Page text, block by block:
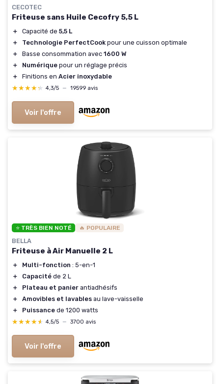
CECOTEC
Friteuse sans Huile Cecofry 5,5 L
＋ Capacité de 5,5 L
＋
Technologie PerfectCook pour une cuisson optimale
＋
Basse consommation avec 1600 W
＋
Numérique pour un réglage précis
＋
Finitions en Acier inoxydable
★★★★★
★★★★★ 4,3/5 — 19599 avis
Voir l'offre
⭐ TRÈS BIEN NOTÉ 🔥 POPULAIRE
BELLA
Friteuse à Air Manuelle 2 L
＋ Multi-fonction : 5-en-1
＋
Capacité de 2 L
＋
Plateau et panier antiadhésifs
＋
Amovibles et lavables au lave-vaisselle
＋
Puissance de 1200 watts
★★★★★
★★★★★ 4,5/5 — 3700 avis
Voir l'offre